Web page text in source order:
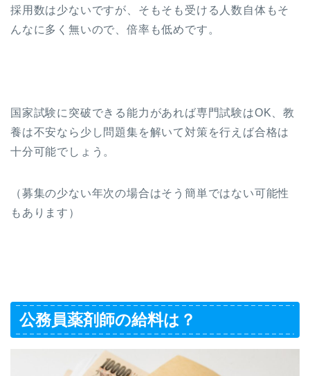
採用数は少ないですが、そもそも受ける人数自体もそ
んなに多く無いので、倍率も低めです。
国家試験に突破できる能力があれば専門試験はOK、教
養は不安なら少し問題集を解いて対策を行えば合格は
十分可能でしょう。
（募集の少ない年次の場合はそう簡単ではない可能性
もあります）
公務員薬剤師の給料は？